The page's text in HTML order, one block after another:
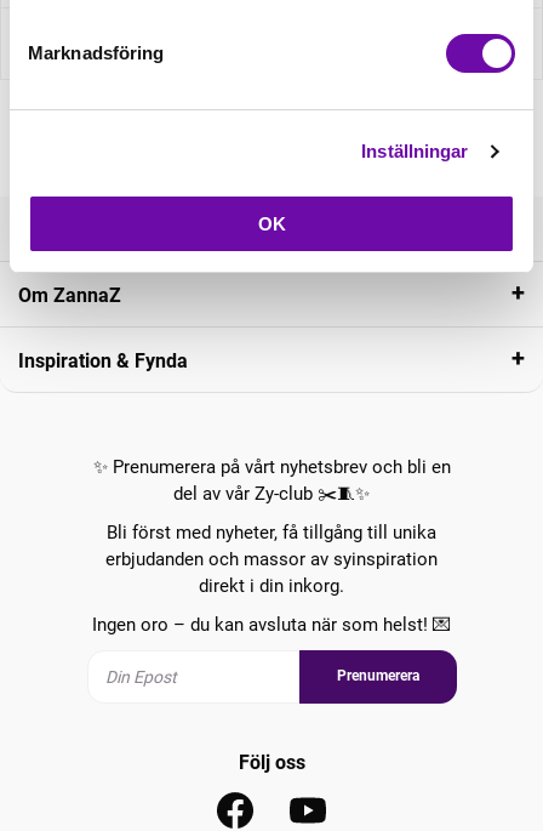
Marknadsföring
Inställningar
OK
Recensioner
Om ZannaZ
Inspiration & Fynda
✨ Prenumerera på vårt nyhetsbrev och bli en
del av vår Zy-club ✂️🧵✨
Bli först med nyheter, få tillgång till unika
erbjudanden och massor av syinspiration
direkt i din inkorg.
Ingen oro – du kan avsluta när som helst! 💌
Prenumerera
Följ oss